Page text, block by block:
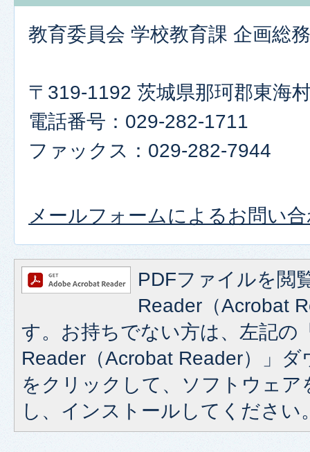
教育委員会 学校教育課 企画総
〒319-1192 茨城県那珂郡東海
電話番号：029-282-1711
ファックス：029-282-7944
メールフォームによるお問い
PDFファイルを閲
Reader（Acrobat
す。お持ちでない方は、左記の
Reader（Acrobat Reader）」
をクリックして、ソフトウェア
し、インストールしてください